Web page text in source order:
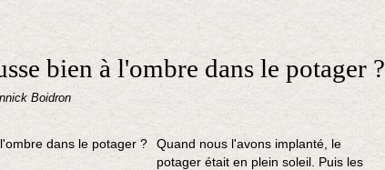
bien à l'ombre dans le potager ?
Boidron
Quand nous l'avons implanté, le
potager était en plein soleil. Puis les